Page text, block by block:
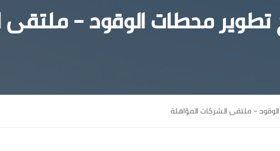
تطوير محطات الوقود - ملتقى
- ملتقى الشركات المؤاهلة